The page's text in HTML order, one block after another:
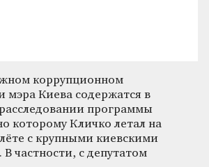
коррупционном
мэра Киева содержатся в
программы
которому Кличко летал на
с крупными киевскими
частности, с депутатом